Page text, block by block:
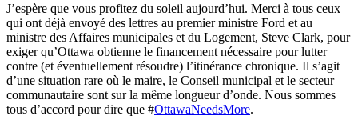
J’espère que vous profitez du soleil aujourd’hui. Merci à tous ceux
qui ont déjà envoyé des lettres au premier ministre Ford et au
ministre des Affaires municipales et du Logement, Steve Clark, pour
exiger qu’Ottawa obtienne le financement nécessaire pour lutter
contre (et éventuellement résoudre) l’itinérance chronique. Il s’agit
d’une situation rare où le maire, le Conseil municipal et le secteur
communautaire sont sur la même longueur d’onde. Nous sommes
tous d’accord pour dire que #OttawaNeedsMore.